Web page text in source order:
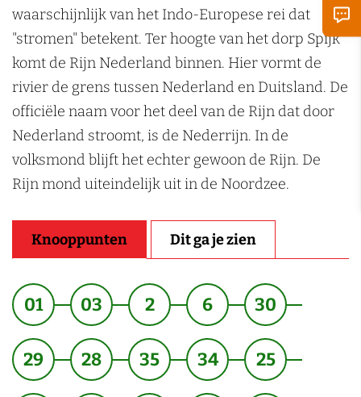
waarschijnlijk van het Indo-Europese rei dat
"stromen" betekent. Ter hoogte van het dorp Spijk
komt de Rijn Nederland binnen. Hier vormt de
rivier de grens tussen Nederland en Duitsland. De
officiële naam voor het deel van de Rijn dat door
Nederland stroomt, is de Nederrijn. In de
volksmond blijft het echter gewoon de Rijn. De
Rijn mond uiteindelijk uit in de Noordzee.
Knooppunten Dit ga je zien
01 03 2 6 30
29 28 35 34 25